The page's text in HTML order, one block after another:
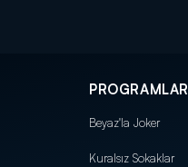
PROGRAMLAR
Beyaz'la Joker
Kuralsız Sokaklar